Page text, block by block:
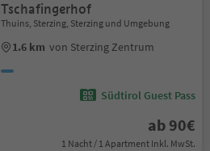
Tschafingerhof
Thuins, Sterzing, Sterzing und Umgebung
1.6 km von Sterzing Zentrum
Südtirol Guest Pass
ab 90€
1 Nacht / 1 Apartment Inkl. MwSt.